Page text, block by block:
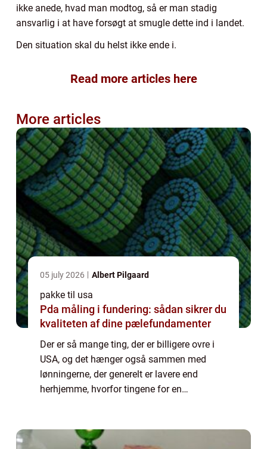
ikke anede, hvad man modtog, så er man stadig
ansvarlig i at have forsøgt at smugle dette ind i landet.
Den situation skal du helst ikke ende i.
Read more articles here
More articles
05 july 2026 Albert Pilgaard
pakke til usa
Pda måling i fundering: sådan sikrer du
kvaliteten af dine pælefundamenter
Der er så mange ting, der er billigere ovre i
USA, og det hænger også sammen med
lønningerne, der generelt er lavere end
herhjemme, hvorfor tingene for en
danskere k...